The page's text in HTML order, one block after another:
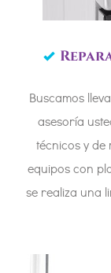
Buscamos
asesoría
técnicos y de
equipos con
se realiza una